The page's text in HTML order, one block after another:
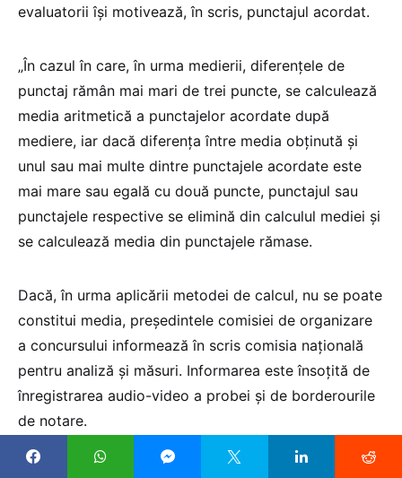
evaluatorii își motivează, în scris, punctajul acordat.
„În cazul în care, în urma medierii, diferențele de
punctaj rămân mai mari de trei puncte, se calculează
media aritmetică a punctajelor acordate după
mediere, iar dacă diferența între media obținută și
unul sau mai multe dintre punctajele acordate este
mai mare sau egală cu două puncte, punctajul sau
punctajele respective se elimină din calculul mediei și
se calculează media din punctajele rămase.
Dacă, în urma aplicării metodei de calcul, nu se poate
constitui media, președintele comisiei de organizare
a concursului informează în scris comisia națională
pentru analiză și măsuri. Informarea este însoțită de
înregistrarea audio-video a probei și de borderourile
de notare.